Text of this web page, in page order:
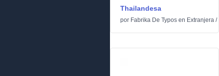
Thailandesa
por Fabrika De Typos en Extranjera /